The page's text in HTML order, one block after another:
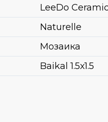
LeeDo
Naturelle
Мозаика
Baikal 1.5х1.5